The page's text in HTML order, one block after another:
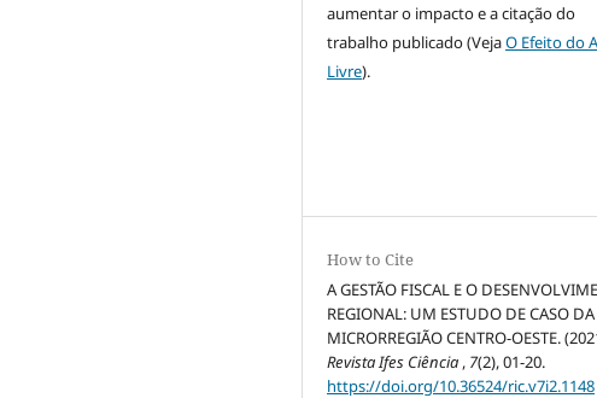
aumentar o impacto e a citação do
trabalho publicado (VejaO Efeito do
Livre).
How to Cite
A GESTÃO FISCAL E O
REGIONAL: UM ESTUDO DE CASO DA
MICRORREGIÃO CENTRO-OESTE.
Revista Ifes Ciência , 7(2), 01-20.
https://doi.org/10.36524/ric.v7i2.1148